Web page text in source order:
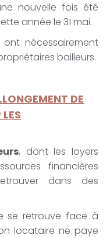
nouvelle fois été
année le 31 mai.
nécessairement
bailleurs.
DE
, dont les loyers
financières
dans des
se retrouve face à
locataire ne paye